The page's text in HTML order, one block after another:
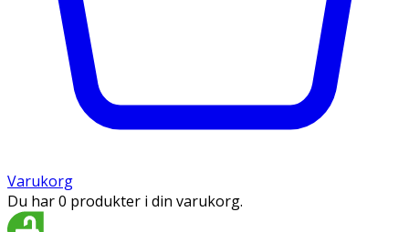
Varukorg
Du har 0 produkter i din varukorg.